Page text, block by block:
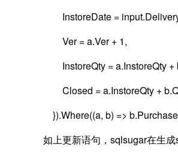
InstoreDate =
Ver = a.Ver + 1,
InstoreQty = a.InstoreQty +
Closed = a.InstoreQty +
}).Where((a, b) =>
如上更新语句，sqlsugar在生